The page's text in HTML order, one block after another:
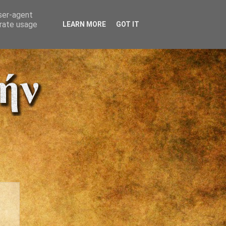
agent
usage
LEARN MORE GOT IT